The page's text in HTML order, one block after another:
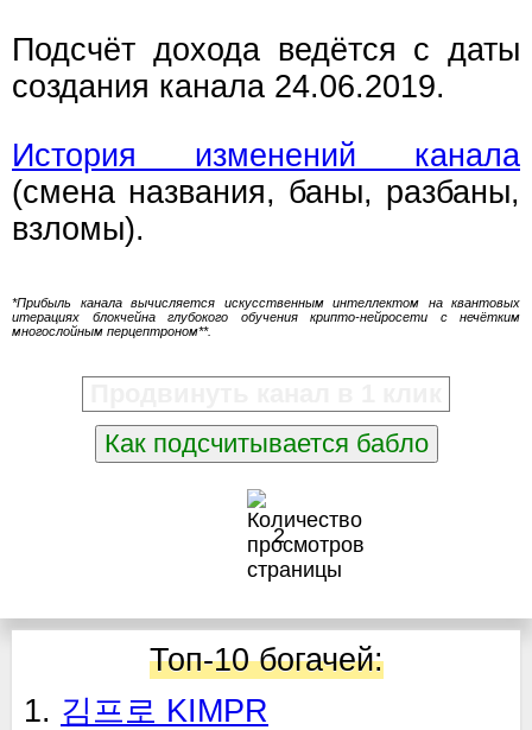
Подсчёт дохода ведётся с даты
создания канала 24.06.2019.
История изменений канала
(смена названия, баны, разбаны,
взломы).
*Прибыль канала вычисляется искусственным интеллектом на квантовых
итерациях блокчейна глубокого обучения крипто-нейросети с нечётким
многослойным перцептроном**.
Как подсчитывается бабло
2
Топ-10 богачей:
1. 김프로 KIMPR